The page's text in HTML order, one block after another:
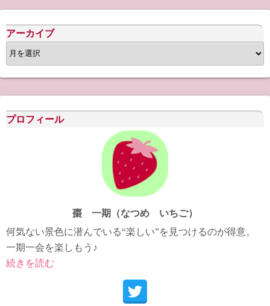
アーカイブ
ア
ー
カ
イ
ブ
プロフィール
棗 一期（なつめ いちご）
何気ない景色に潜んでいる“楽しい”を見つけるのが得意。
一期一会を楽しもう♪
続きを読む